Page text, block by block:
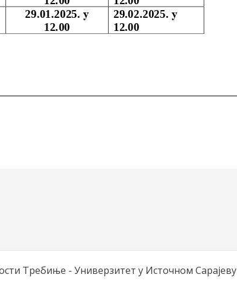
Требиње - Универзитет у Источном Сарајеву